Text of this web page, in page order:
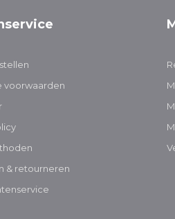
voorwaarden
& retourneren